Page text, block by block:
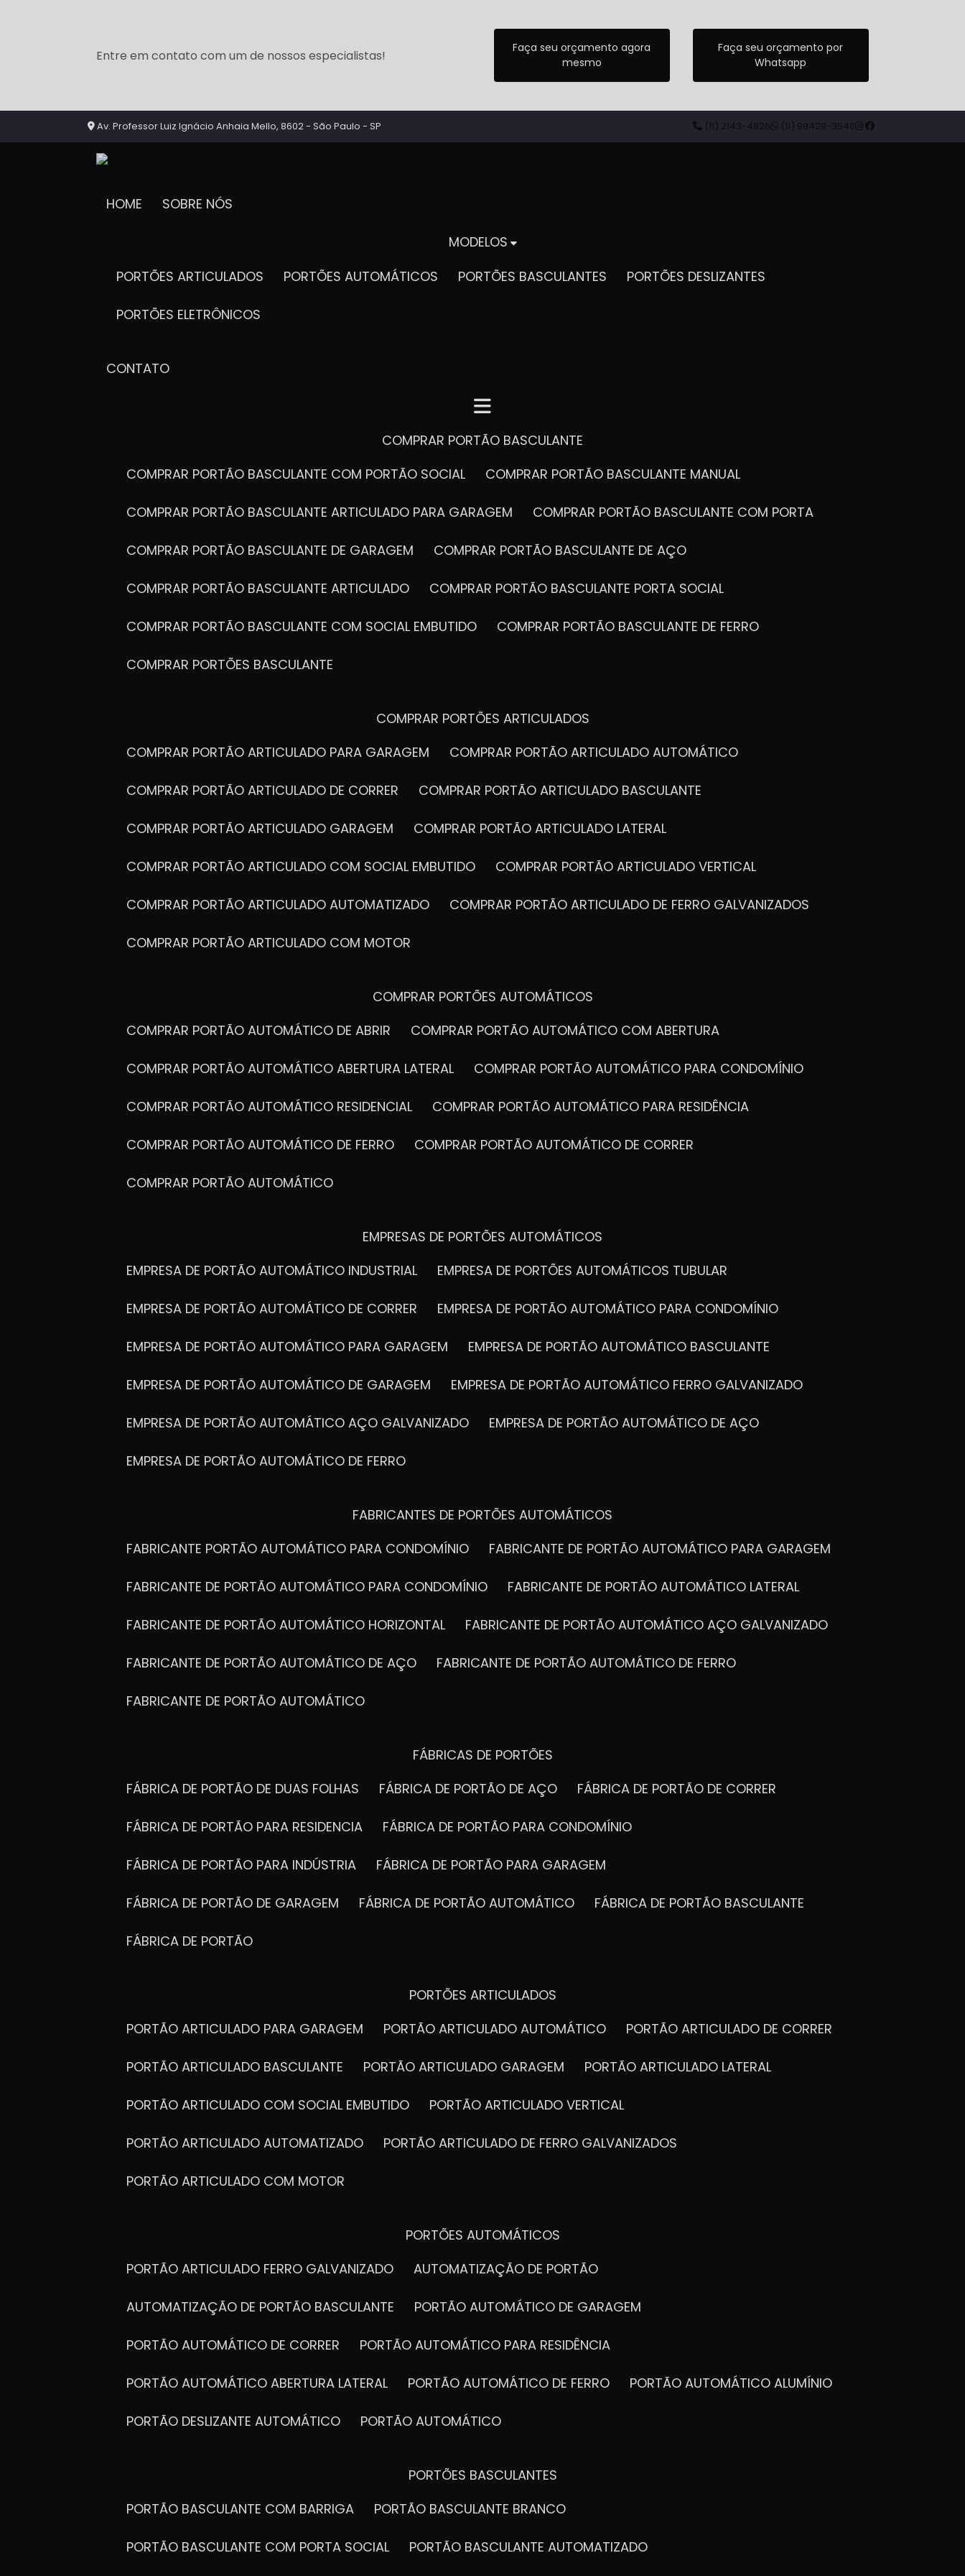
Entre em contato com um de nossos especialistas!
Faça seu orçamento agora
mesmo
Faça seu orçamento por
Whatsapp
Av. Professor Luiz Ignácio Anhaia Mello, 8602 - São Paulo - SP (11) 2143-4826 (11) 99429-3546
HOME SOBRE NÓS
MODELOS
PORTÕES ARTICULADOS
PORTÕES AUTOMÁTICOS PORTÕES BASCULANTES PORTÕES DESLIZANTES
PORTÕES ELETRÔNICOS
CONTATO
COMPRAR PORTÃO BASCULANTE
COMPRAR PORTÃO BASCULANTE COM PORTÃO SOCIAL
COMPRAR PORTÃO BASCULANTE MANUAL
COMPRAR PORTÃO BASCULANTE ARTICULADO PARA GARAGEM COMPRAR PORTÃO BASCULANTE COM PORTA
COMPRAR PORTÃO BASCULANTE DE GARAGEM COMPRAR PORTÃO BASCULANTE DE AÇO
COMPRAR PORTÃO BASCULANTE ARTICULADO COMPRAR PORTÃO BASCULANTE PORTA SOCIAL
COMPRAR PORTÃO BASCULANTE COM SOCIAL EMBUTIDO COMPRAR PORTÃO BASCULANTE DE FERRO
COMPRAR PORTÕES BASCULANTE
COMPRAR PORTÕES ARTICULADOS
COMPRAR PORTÃO ARTICULADO PARA GARAGEM
COMPRAR PORTÃO ARTICULADO AUTOMÁTICO
COMPRAR PORTÃO ARTICULADO DE CORRER COMPRAR PORTÃO ARTICULADO BASCULANTE
COMPRAR PORTÃO ARTICULADO GARAGEM COMPRAR PORTÃO ARTICULADO LATERAL
COMPRAR PORTÃO ARTICULADO COM SOCIAL EMBUTIDO COMPRAR PORTÃO ARTICULADO VERTICAL
COMPRAR PORTÃO ARTICULADO AUTOMATIZADO COMPRAR PORTÃO ARTICULADO DE FERRO GALVANIZADOS
COMPRAR PORTÃO ARTICULADO COM MOTOR
COMPRAR PORTÕES AUTOMÁTICOS
COMPRAR PORTÃO AUTOMÁTICO DE ABRIR
COMPRAR PORTÃO AUTOMÁTICO COM ABERTURA
COMPRAR PORTÃO AUTOMÁTICO ABERTURA LATERAL COMPRAR PORTÃO AUTOMÁTICO PARA CONDOMÍNIO
COMPRAR PORTÃO AUTOMÁTICO RESIDENCIAL COMPRAR PORTÃO AUTOMÁTICO PARA RESIDÊNCIA
COMPRAR PORTÃO AUTOMÁTICO DE FERRO COMPRAR PORTÃO AUTOMÁTICO DE CORRER
COMPRAR PORTÃO AUTOMÁTICO
EMPRESAS DE PORTÕES AUTOMÁTICOS
EMPRESA DE PORTÃO AUTOMÁTICO INDUSTRIAL
EMPRESA DE PORTÕES AUTOMÁTICOS TUBULAR
EMPRESA DE PORTÃO AUTOMÁTICO DE CORRER EMPRESA DE PORTÃO AUTOMÁTICO PARA CONDOMÍNIO
EMPRESA DE PORTÃO AUTOMÁTICO PARA GARAGEM EMPRESA DE PORTÃO AUTOMÁTICO BASCULANTE
EMPRESA DE PORTÃO AUTOMÁTICO DE GARAGEM EMPRESA DE PORTÃO AUTOMÁTICO FERRO GALVANIZADO
EMPRESA DE PORTÃO AUTOMÁTICO AÇO GALVANIZADO EMPRESA DE PORTÃO AUTOMÁTICO DE AÇO
EMPRESA DE PORTÃO AUTOMÁTICO DE FERRO
FABRICANTES DE PORTÕES AUTOMÁTICOS
FABRICANTE PORTÃO AUTOMÁTICO PARA CONDOMÍNIO
FABRICANTE DE PORTÃO AUTOMÁTICO PARA GARAGEM
FABRICANTE DE PORTÃO AUTOMÁTICO PARA CONDOMÍNIO FABRICANTE DE PORTÃO AUTOMÁTICO LATERAL
FABRICANTE DE PORTÃO AUTOMÁTICO HORIZONTAL FABRICANTE DE PORTÃO AUTOMÁTICO AÇO GALVANIZADO
FABRICANTE DE PORTÃO AUTOMÁTICO DE AÇO FABRICANTE DE PORTÃO AUTOMÁTICO DE FERRO
FABRICANTE DE PORTÃO AUTOMÁTICO
FÁBRICAS DE PORTÕES
FÁBRICA DE PORTÃO DE DUAS FOLHAS
FÁBRICA DE PORTÃO DE AÇO FÁBRICA DE PORTÃO DE CORRER
FÁBRICA DE PORTÃO PARA RESIDENCIA FÁBRICA DE PORTÃO PARA CONDOMÍNIO
FÁBRICA DE PORTÃO PARA INDÚSTRIA FÁBRICA DE PORTÃO PARA GARAGEM
FÁBRICA DE PORTÃO DE GARAGEM FÁBRICA DE PORTÃO AUTOMÁTICO FÁBRICA DE PORTÃO BASCULANTE
FÁBRICA DE PORTÃO
PORTÕES ARTICULADOS
PORTÃO ARTICULADO PARA GARAGEM
PORTÃO ARTICULADO AUTOMÁTICO PORTÃO ARTICULADO DE CORRER
PORTÃO ARTICULADO BASCULANTE PORTÃO ARTICULADO GARAGEM PORTÃO ARTICULADO LATERAL
PORTÃO ARTICULADO COM SOCIAL EMBUTIDO PORTÃO ARTICULADO VERTICAL
PORTÃO ARTICULADO AUTOMATIZADO PORTÃO ARTICULADO DE FERRO GALVANIZADOS
PORTÃO ARTICULADO COM MOTOR
PORTÕES AUTOMÁTICOS
PORTÃO ARTICULADO FERRO GALVANIZADO
AUTOMATIZAÇÃO DE PORTÃO
AUTOMATIZAÇÃO DE PORTÃO BASCULANTE PORTÃO AUTOMÁTICO DE GARAGEM
PORTÃO AUTOMÁTICO DE CORRER PORTÃO AUTOMÁTICO PARA RESIDÊNCIA
PORTÃO AUTOMÁTICO ABERTURA LATERAL PORTÃO AUTOMÁTICO DE FERRO PORTÃO AUTOMÁTICO ALUMÍNIO
PORTÃO DESLIZANTE AUTOMÁTICO PORTÃO AUTOMÁTICO
PORTÕES BASCULANTES
PORTÃO BASCULANTE COM BARRIGA
PORTÃO BASCULANTE BRANCO
PORTÃO BASCULANTE COM PORTA SOCIAL PORTÃO BASCULANTE AUTOMATIZADO